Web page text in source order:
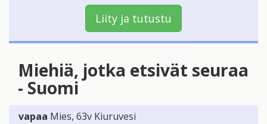
Liity ja tutustu
Miehiä, jotka etsivät seuraa
- Suomi
vapaa Mies, 63v Kiuruvesi